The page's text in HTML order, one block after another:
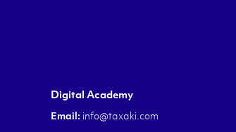
Digital Academy
Email: info@taxaki.com